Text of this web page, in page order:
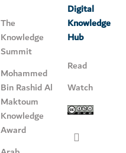
The
Knowledge
Summit
Mohammed
Bin Rashid Al
Maktoum
Knowledge
Award
Digital
Knowledge
Hub
Read
Watch